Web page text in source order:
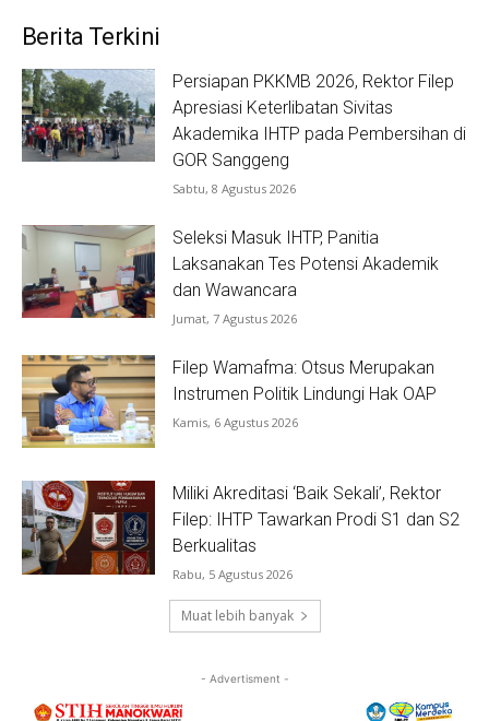
Berita Terkini
Persiapan PKKMB 2026, Rektor Filep
Apresiasi Keterlibatan Sivitas
Akademika IHTP pada Pembersihan di
GOR Sanggeng
Sabtu, 8 Agustus 2026
Seleksi Masuk IHTP, Panitia
Laksanakan Tes Potensi Akademik
dan Wawancara
Jumat, 7 Agustus 2026
Filep Wamafma: Otsus Merupakan
Instrumen Politik Lindungi Hak OAP
Kamis, 6 Agustus 2026
Miliki Akreditasi ‘Baik Sekali’, Rektor
Filep: IHTP Tawarkan Prodi S1 dan S2
Berkualitas
Rabu, 5 Agustus 2026
Muat lebih banyak
- Advertisment -